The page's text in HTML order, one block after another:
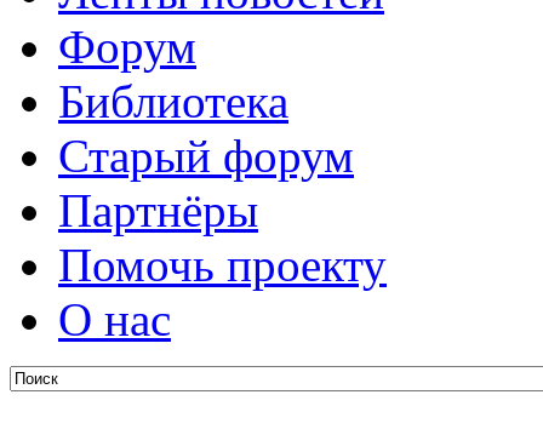
Форум
Библиотека
Старый форум
Партнёры
Помочь проекту
О нас